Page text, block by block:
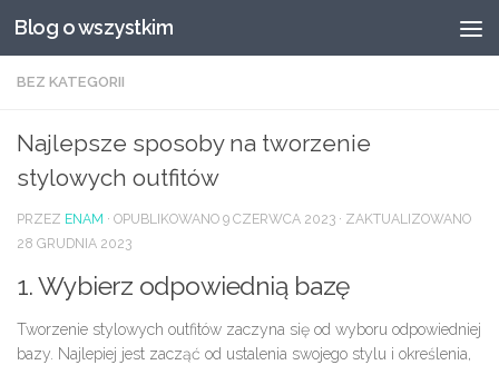
Przeskocz do treści
Blog o wszystkim
BEZ KATEGORII
Najlepsze sposoby na tworzenie
stylowych outfitów
PRZEZ ENAM · OPUBLIKOWANO 9 CZERWCA 2023 · ZAKTUALIZOWANO
28 GRUDNIA 2023
1. Wybierz odpowiednią bazę
Tworzenie stylowych outfitów zaczyna się od wyboru odpowiedniej
bazy. Najlepiej jest zacząć od ustalenia swojego stylu i określenia,